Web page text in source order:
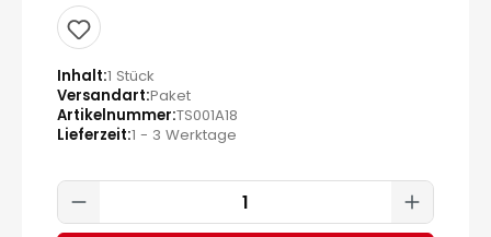
Inhalt 1 Stück
Versandart Paket
Artikelnummer TS001A18
Lieferzeit 1 - 3 Werktage
Produkt Anzahl: Gib den